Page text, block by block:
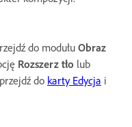
do modułuObraz
Rozszerz tło lub
do karty Edycja i